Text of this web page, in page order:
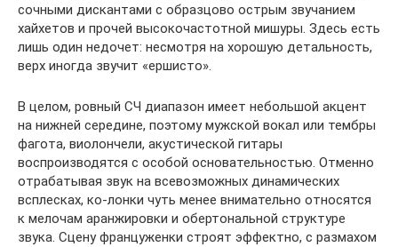
сочными дискантами с образцово острым звучанием
хайхетов и прочей высокочастотной мишуры. Здесь есть
лишь один недочет: несмотря на хорошую детальность,
верх иногда звучит «ершисто».
В целом, ровный СЧ диапазон имеет небольшой акцент
на нижней середине, поэтому мужской вокал или тембры
фагота, виолончели, акустической гитары
воспроизводятся с особой основательностью. Отменно
отрабатывая звук на всевозможных динамических
всплесках, ко-лонки чуть менее внимательно относятся
к мелочам аранжировки и обертональной структуре
звука. Сцену француженки строят эффектно, с размахом